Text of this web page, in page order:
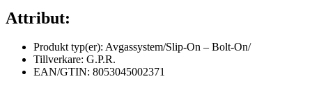
Attribut:
Produkt typ(er): Avgassystem/Slip-On – Bolt-On/
Tillverkare: G.P.R.
EAN/GTIN: 8053045002371